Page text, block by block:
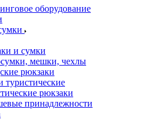
оборудование
и сумки
мешки, чехлы
рюкзаки
туристические
рюкзаки
принадлежности